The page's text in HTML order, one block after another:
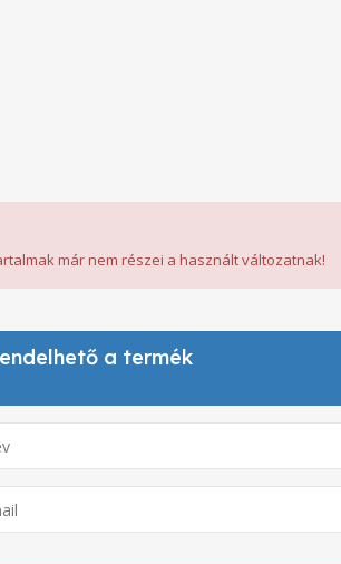
már nem részei a használt változatnak!
a termék